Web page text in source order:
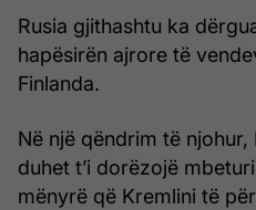
Rusia gjithashtu ka
hapësirën ajrore të
Finlanda.
Në një qëndrim të njohur,
duhet t’i dorëzojë
mënyrë që Kremlini të